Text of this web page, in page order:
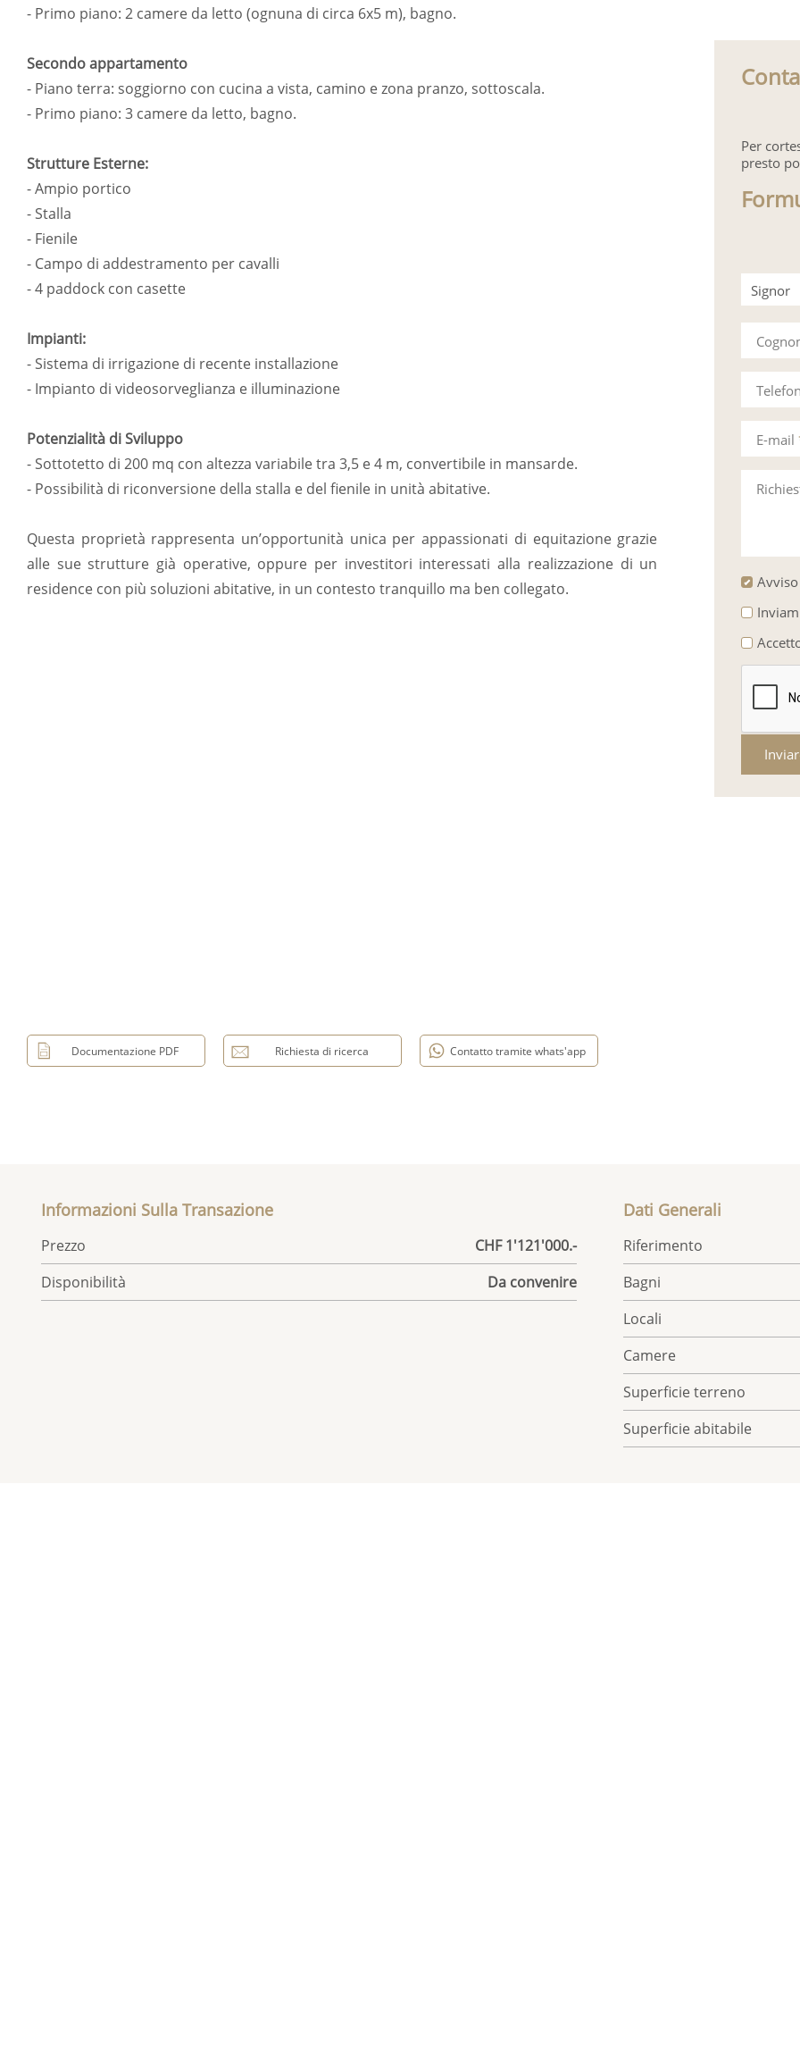
- Primo piano: 2 camere da letto (ognuna di circa 6x5 m), bagno.
Secondo appartamento
- Piano terra: soggiorno con cucina a vista, camino e zona pranzo, sottoscala.
- Primo piano: 3 camere da letto, bagno.
Strutture Esterne:
- Ampio portico
- Stalla
- Fienile
- Campo di addestramento per cavalli
- 4 paddock con casette
Impianti:
- Sistema di irrigazione di recente installazione
- Impianto di videosorveglianza e illuminazione
Potenzialità di Sviluppo
- Sottotetto di 200 mq con altezza variabile tra 3,5 e 4 m, convertibile in mansarde.
- Possibilità di riconversione della stalla e del fienile in unità abitative.
Questa proprietà rappresenta un’opportunità unica per appassionati di equitazione grazie
alle sue strutture già operative, oppure per investitori interessati alla realizzazione di un
residence con più soluzioni abitative, in un contesto tranquillo ma ben collegato.
Per
presto
Signor
Signora
E-mail
Documentazione PDF Richiesta di ricerca Contatto tramite whats'app
Informazioni Sulla Transazione
Prezzo
CHF 1'121'000.-
Disponibilità
Da convenire
Dati Generali
Riferimento
Bagni
Locali
Camere
Superficie terreno
Superficie abitabile